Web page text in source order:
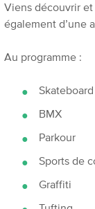
Viens découvrir et
également d’une
Au programme :
Skateboard
BMX
Parkour
Sports de
Graffiti